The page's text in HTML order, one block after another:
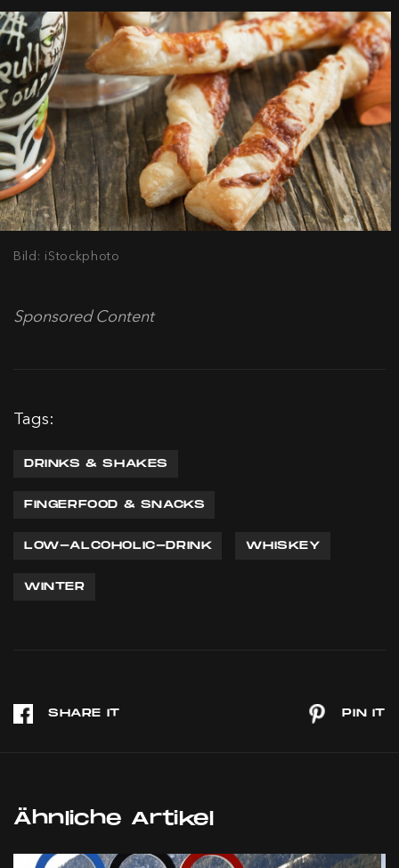
Bild: iStockphoto
Sponsored Content
Tags:
DRINKS & SHAKES
FINGERFOOD & SNACKS
LOW-ALCOHOLIC-DRINK WHISKEY
WINTER
Ähnliche Artikel